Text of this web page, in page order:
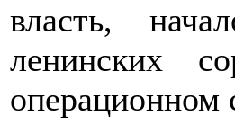
власть,
ленинских